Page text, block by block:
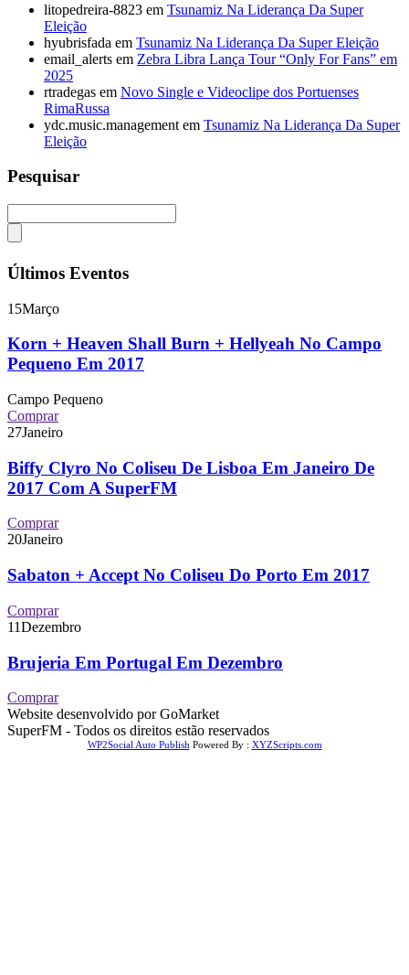
litopedreira-8823 em Tsunamiz Na Liderança Da Super
Eleição
hyubrisfada em Tsunamiz Na Liderança Da Super Eleição
email_alerts em Zebra Libra Lança Tour “Only For Fans” em
2025
rtradegas em Novo Single e Videoclipe dos Portuenses
RimaRussa
ydc.music.management em Tsunamiz Na Liderança Da Super
Eleição
Pesquisar
Últimos Eventos
15Março
Korn + Heaven Shall Burn + Hellyeah No Campo
Pequeno Em 2017
Campo Pequeno
Comprar
27Janeiro
Biffy Clyro No Coliseu De Lisboa Em Janeiro De
2017 Com A SuperFM
Comprar
20Janeiro
Sabaton + Accept No Coliseu Do Porto Em 2017
Comprar
11Dezembro
Brujeria Em Portugal Em Dezembro
Comprar
Website desenvolvido por GoMarket
SuperFM - Todos os direitos estão reservados
WP2Social Auto Publish Powered By : XYZScripts.com